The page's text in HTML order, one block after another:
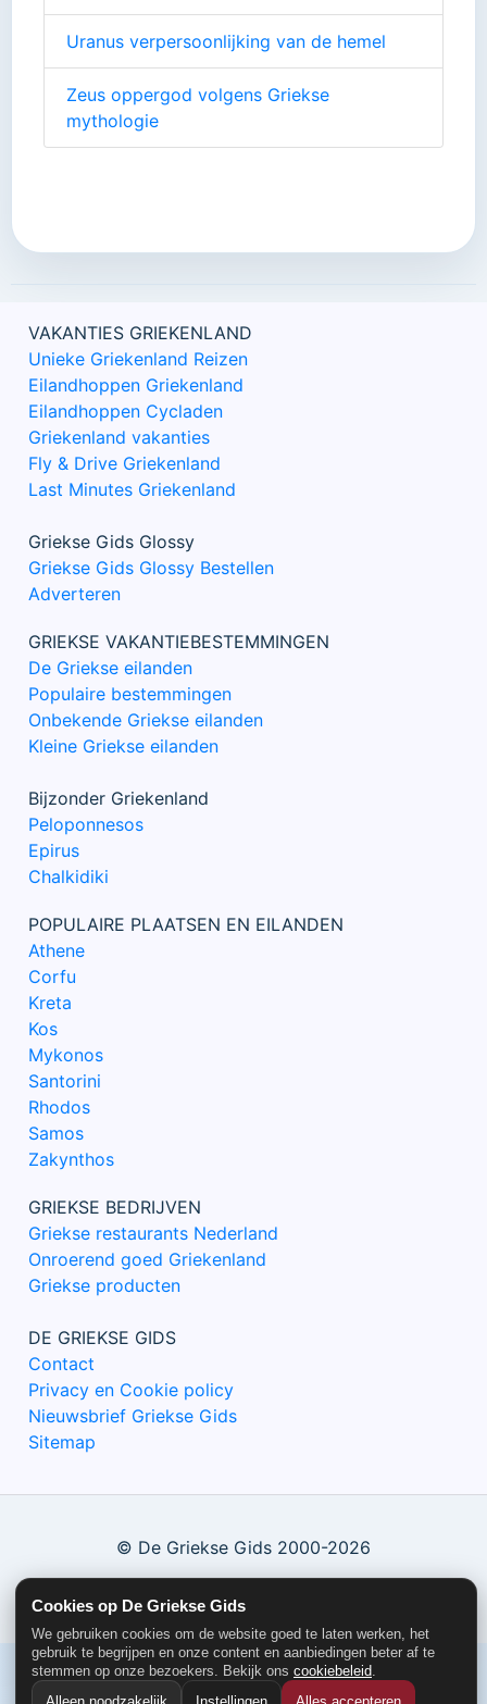
Cookies op De Griekse Gids
We gebruiken cookies om de website goed te laten werken, het
gebruik te begrijpen en onze content en aanbiedingen beter af te
stemmen op onze bezoekers. Bekijk ons cookiebeleid.
Uranus verpersoonlijking van de hemel
Zeus oppergod volgens Griekse
mythologie
VAKANTIES GRIEKENLAND
Unieke Griekenland Reizen
Eilandhoppen Griekenland
Eilandhoppen Cycladen
Griekenland vakanties
Fly & Drive Griekenland
Last Minutes Griekenland
Griekse Gids Glossy
Griekse Gids Glossy Bestellen
Adverteren
GRIEKSE VAKANTIEBESTEMMINGEN
De Griekse eilanden
Populaire bestemmingen
Onbekende Griekse eilanden
Kleine Griekse eilanden
Bijzonder Griekenland
Peloponnesos
Epirus
Chalkidiki
POPULAIRE PLAATSEN EN EILANDEN
Athene
Corfu
Kreta
Kos
Mykonos
Santorini
Rhodos
Samos
Zakynthos
GRIEKSE BEDRIJVEN
Griekse restaurants Nederland
Onroerend goed Griekenland
Griekse producten
DE GRIEKSE GIDS
Contact
Privacy en Cookie policy
Nieuwsbrief Griekse Gids
Sitemap
© De Griekse Gids 2000-2026